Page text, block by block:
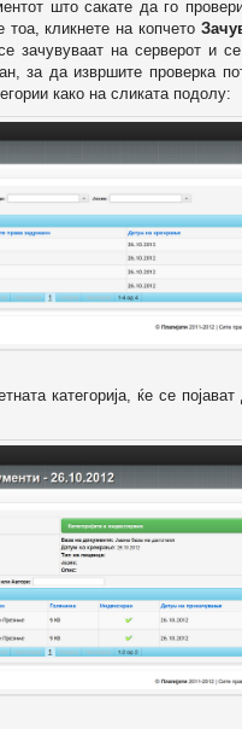
што сакате да го
тоа, кликнете на копчето
зачувуваат на серверот и
за да извршите проверка
како на сликата подолу:
категорија, ќе се